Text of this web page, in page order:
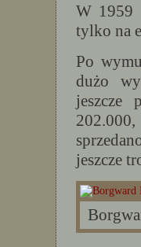
W 1959
tylko na
Po
dużo
jeszcze
jeszcze